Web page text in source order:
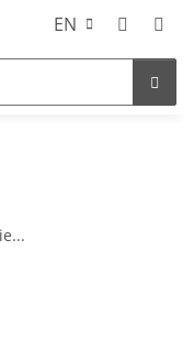
EN